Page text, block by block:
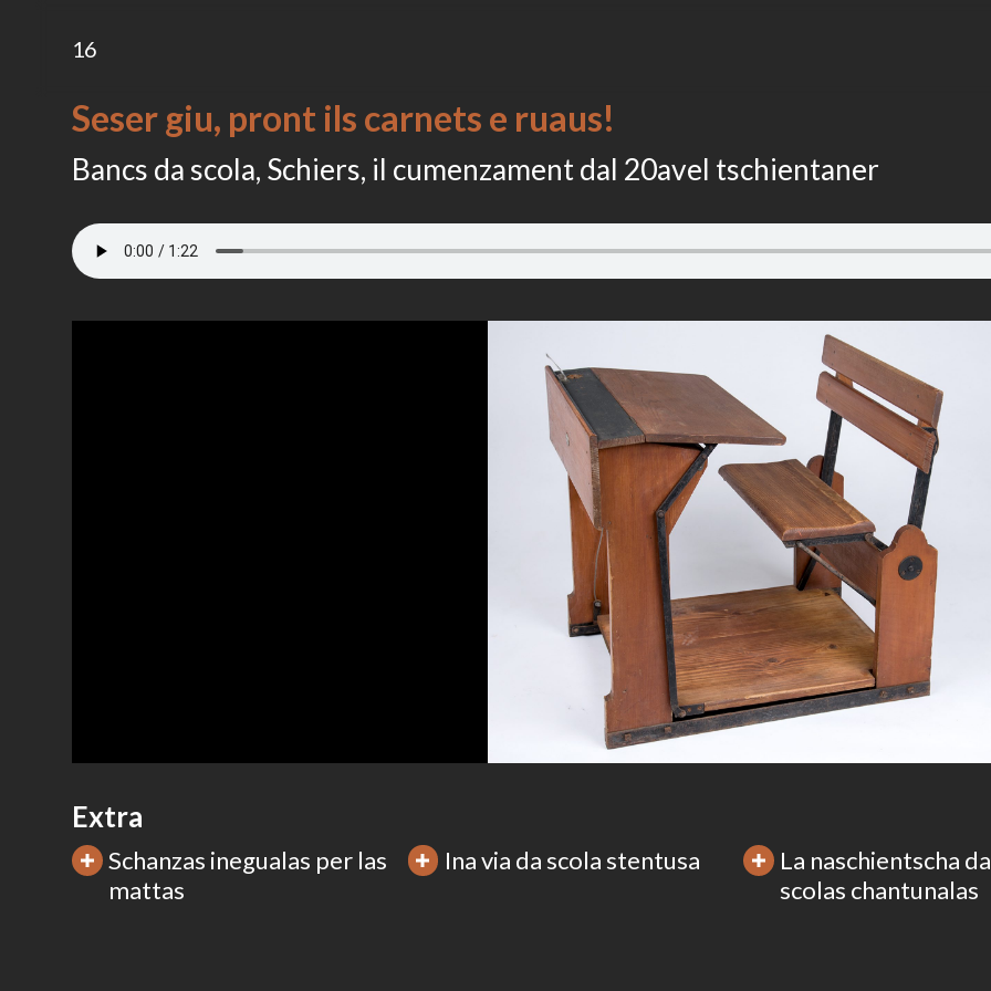
16
Seser giu, pront ils carnets e ruaus!
Bancs da scola, Schiers, il cumenzament dal 20avel tschientaner
Extra
Schanzas inegualas per las
mattas
Ina via da scola stentusa
La naschientscha
scolas chantunalas